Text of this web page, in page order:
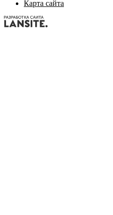
Карта сайта